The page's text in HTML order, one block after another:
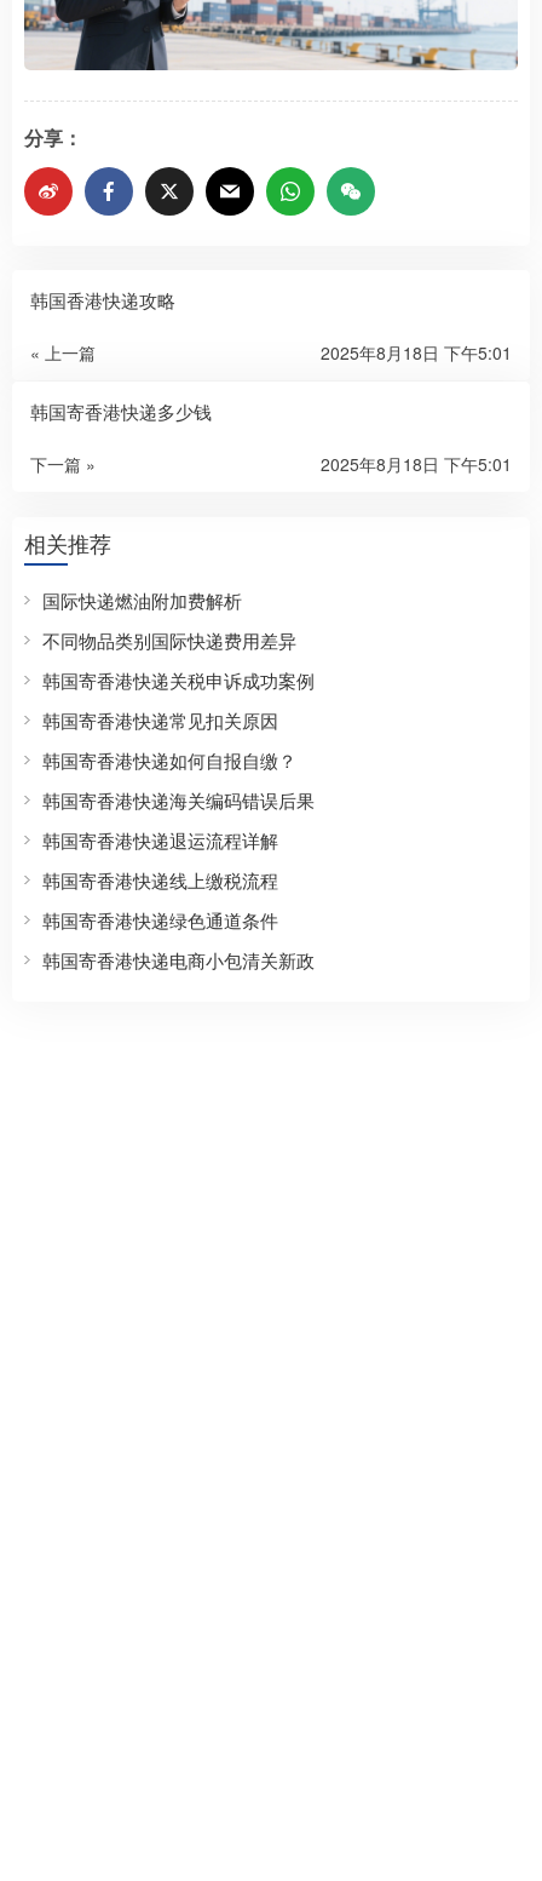
分享：
韩国香港快递攻略
« 上一篇 2025年8月18日 下午5:01
韩国寄香港快递多少钱
下一篇 » 2025年8月18日 下午5:01
相关推荐
国际快递燃油附加费解析
不同物品类别国际快递费用差异
韩国寄香港快递关税申诉成功案例
韩国寄香港快递常见扣关原因
韩国寄香港快递如何自报自缴？
韩国寄香港快递海关编码错误后果
韩国寄香港快递退运流程详解
韩国寄香港快递线上缴税流程
韩国寄香港快递绿色通道条件
韩国寄香港快递电商小包清关新政